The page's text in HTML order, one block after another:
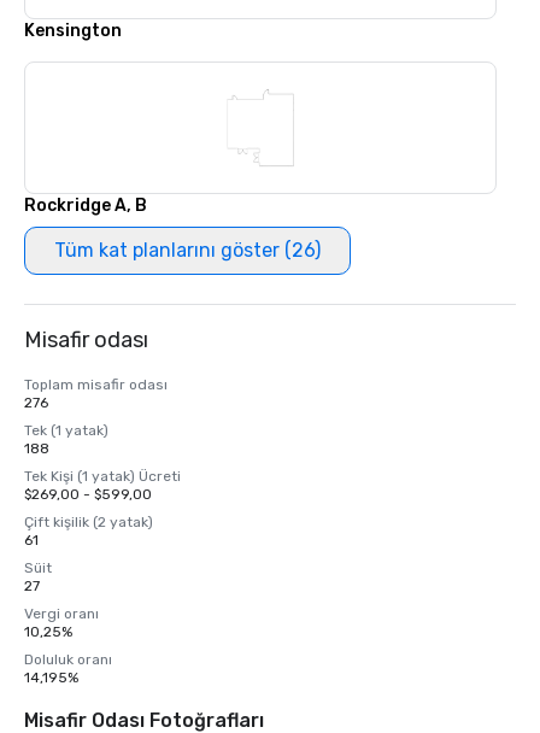
Kensington
Rockridge A, B
Tüm kat planlarını göster (26)
Misafir odası
Toplam misafir odası
276
Tek (1 yatak)
188
Tek Kişi (1 yatak) Ücreti
$269,00 - $599,00
Çift kişilik (2 yatak)
61
Süit
27
Vergi oranı
10,25%
Doluluk oranı
14,195%
Misafir Odası Fotoğrafları